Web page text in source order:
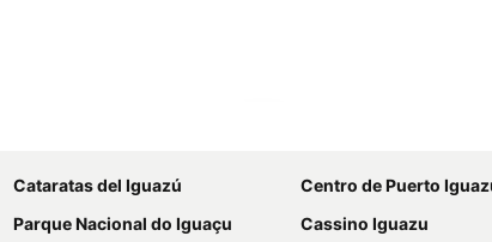
Cataratas del Iguazú
Centro de Puerto
Parque Nacional do Iguaçu
Cassino Iguazu